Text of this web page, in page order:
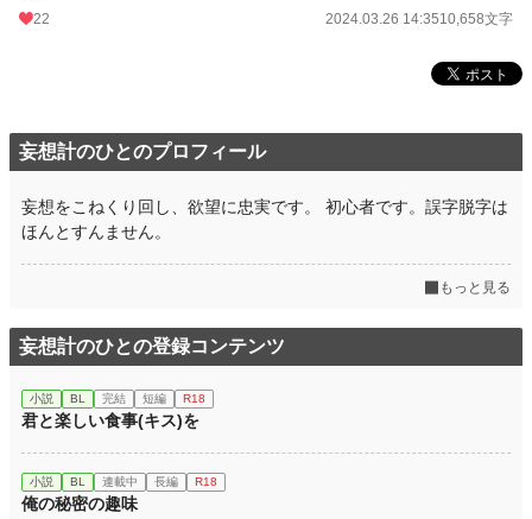
月間ポイント
22 2024.03.26 14:3510,658文字
妄想計のひとのプロフィール
妄想をこねくり回し、欲望に忠実です。 初心者です。誤字脱字は
ほんとすんません。
もっと見る
妄想計のひとの登録コンテンツ
小説 BL 完結 短編 R18
君と楽しい食事(キス)を
小説 BL 連載中 長編 R18
俺の秘密の趣味